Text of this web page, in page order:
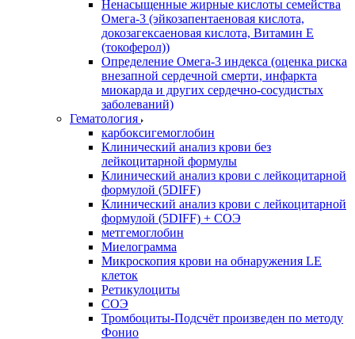
Ненасыщенные жирные кислоты семейства
Омега-3 (эйкозапентаеновая кислота,
докозагексаеновая кислота, Витамин E
(токоферол))
Определение Омега-3 индекса (оценка риска
внезапной сердечной смерти, инфаркта
миокарда и других сердечно-сосудистых
заболеваний)
Гематология
карбоксигемоглобин
Клинический анализ крови без
лейкоцитарной формулы
Клинический анализ крови с лейкоцитарной
формулой (5DIFF)
Клинический анализ крови с лейкоцитарной
формулой (5DIFF) + СОЭ
метгемоглобин
Миелограмма
Микроскопия крови на обнаружения LE
клеток
Ретикулоциты
СОЭ
Тромбоциты-Подсчёт произведен по методу
Фонио